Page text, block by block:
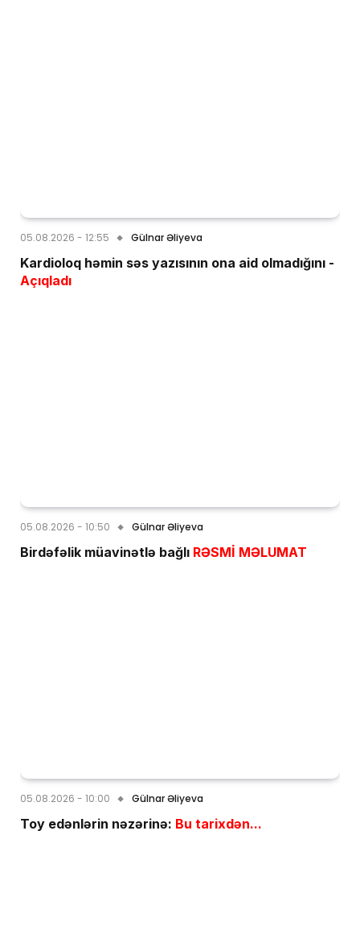
05.08.2026 - 12:55 Gülnar Əliyeva
Kardioloq həmin səs yazısının ona aid olmadığını -
Açıqladı
05.08.2026 - 10:50 Gülnar Əliyeva
Birdəfəlik müavinətlə bağlı RƏSMİ MƏLUMAT
05.08.2026 - 10:00 Gülnar Əliyeva
Toy edənlərin nəzərinə: Bu tarixdən...